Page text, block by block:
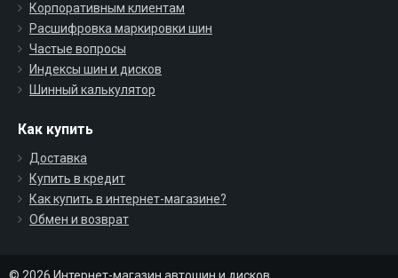
Корпоративным клиентам
Расшифровка маркировки шин
Частые вопросы
Индексы шин и дисков
Шинный калькулятор
Как купить
Доставка
Купить в кредит
Как купить в интернет-магазине?
Обмен и возврат